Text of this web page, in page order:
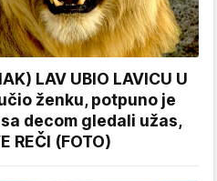
LAV UBIO LAVICU U
ženku, potpuno je
decom gledali užas,
REČI (FOTO)